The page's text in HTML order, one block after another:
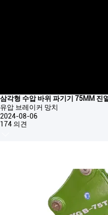
삼각형 수압 바위 파기기 75MM 진
유압 브레이커 망치
2024-08-06
174 의견